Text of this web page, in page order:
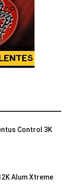
Control 3K
Alum Xtreme